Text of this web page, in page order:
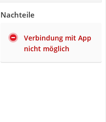
Nachteile
Verbindung mit App
nicht möglich